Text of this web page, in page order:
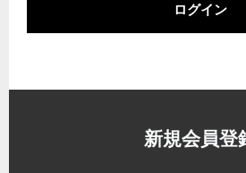
ログイン
新規会員登